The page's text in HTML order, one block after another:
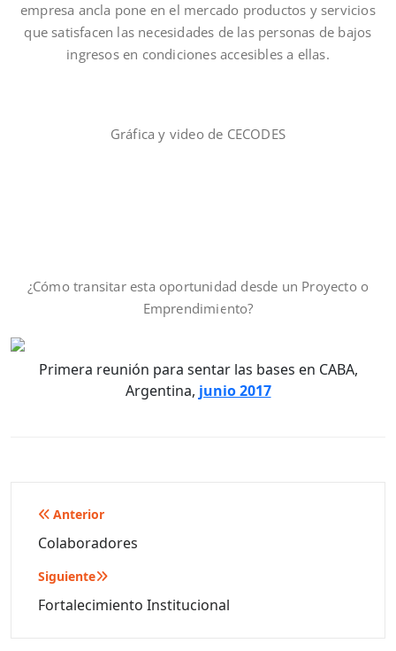
empresa ancla pone en el mercado productos y servicios
que satisfacen las necesidades de las personas de bajos
ingresos en condiciones accesibles a ellas.
Gráfica y video de CECODES
¿Cómo transitar esta oportunidad desde un Proyecto o
Emprendimiento?
Primera reunión para sentar las bases en CABA,
Argentina, junio 2017
Navegación
de
entradas
Anterior
Colaboradores
Siguiente
Fortalecimiento Institucional